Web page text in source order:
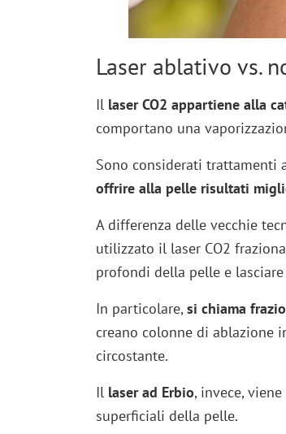
Laser ablativo vs.
Il laser CO2 appartiene alla
comportano una
Sono considerati trattamenti
offrire alla pelle risultati
A differenza delle vecchie
utilizzato il laser CO2
profondi della pelle e
In particolare,si chiama
creano colonne di ablazione
circostante.
Il laser ad Erbio, invece,
superficiali della pelle.